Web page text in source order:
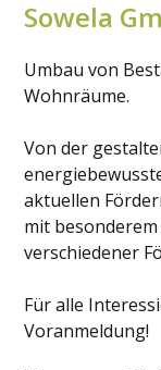
Sowela
Umbau von
Wohnräume.
Von der
aktuellen
mit
verschiedener
Für alle
Voranmeldung!